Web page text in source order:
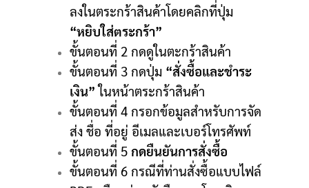
ลงในตระกร้าสินค้าโดยคลิกที่ปุ่ม
“หยิบใส่ตระกร้า”
ขั้นตอนที่ 2 กดดูในตะกร้าสินค้า
ขั้นตอนที่ 3 กดปุ่ม “สั่งซื้อและชำระ
เงิน”ในหน้าตระกร้าสินค้า
ขั้นตอนที่ 4 กรอกข้อมูลสำหรับการจัด
ส่ง ชื่อ ที่อยู่ อีเมลและเบอร์โทรศัพท์
ขั้นตอนที่ 5กดยืนยันการสั่งซื้อ
ขั้นตอนที่ 6 กรณีที่ท่านสั่งซื้อแบบไฟล์